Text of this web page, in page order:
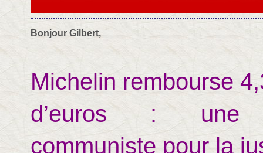
Bonjour Gilbert,
Michelin rembourse
d’euros : une
communiste pour la